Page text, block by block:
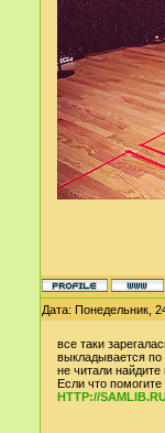
Дата: Понедельник,
все таки
выкладывается по
не читали
Если что
HTTP://